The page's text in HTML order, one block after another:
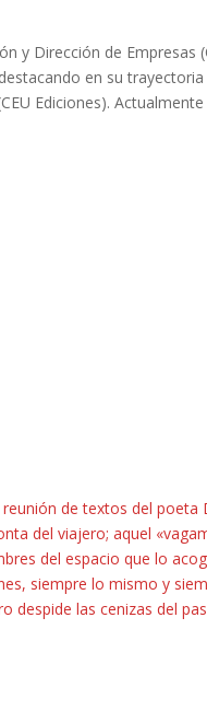
y Dirección de
en su
Ediciones).
de textos del
del viajero; aquel
del espacio que lo
siempre lo mismo y
despide las cenizas del